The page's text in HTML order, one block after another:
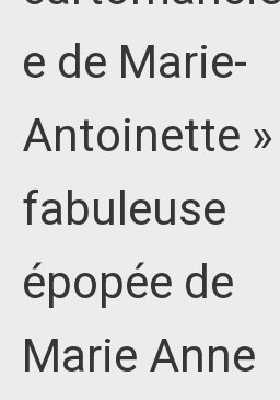
e de Marie-
Antoinette »
fabuleuse
épopée de
Marie Anne